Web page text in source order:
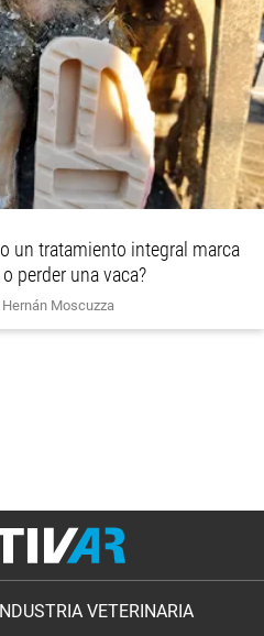
un tratamiento integral marca
perder una vaca?
Hernán Moscuzza
INDUSTRIA VETERINARIA